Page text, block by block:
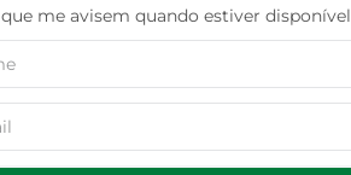
me avisem quando estiver disponível